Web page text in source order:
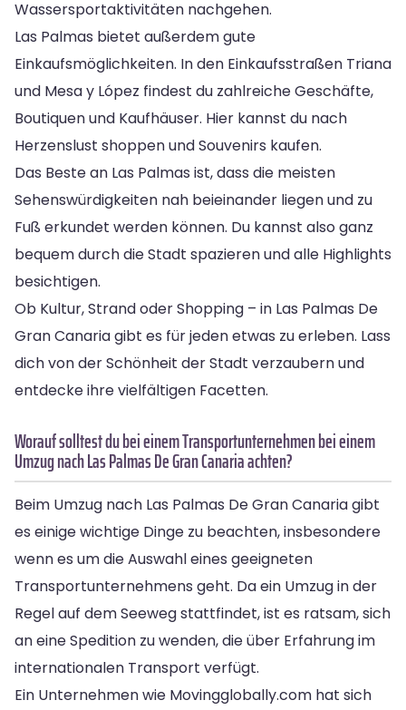
Wassersportaktivitäten nachgehen.
Las Palmas bietet außerdem gute
Einkaufsmöglichkeiten. In den Einkaufsstraßen Triana
und Mesa y López findest du zahlreiche Geschäfte,
Boutiquen und Kaufhäuser. Hier kannst du nach
Herzenslust shoppen und Souvenirs kaufen.
Das Beste an Las Palmas ist, dass die meisten
Sehenswürdigkeiten nah beieinander liegen und zu
Fuß erkundet werden können. Du kannst also ganz
bequem durch die Stadt spazieren und alle Highlights
besichtigen.
Ob Kultur, Strand oder Shopping – in Las Palmas De
Gran Canaria gibt es für jeden etwas zu erleben. Lass
dich von der Schönheit der Stadt verzaubern und
entdecke ihre vielfältigen Facetten.
Worauf solltest du bei einem Transportunternehmen bei einem
Umzug nach Las Palmas De Gran Canaria achten?
Beim Umzug nach Las Palmas De Gran Canaria gibt
es einige wichtige Dinge zu beachten, insbesondere
wenn es um die Auswahl eines geeigneten
Transportunternehmens geht. Da ein Umzug in der
Regel auf dem Seeweg stattfindet, ist es ratsam, sich
an eine Spedition zu wenden, die über Erfahrung im
internationalen Transport verfügt.
Ein Unternehmen wie Movingglobally.com hat sich